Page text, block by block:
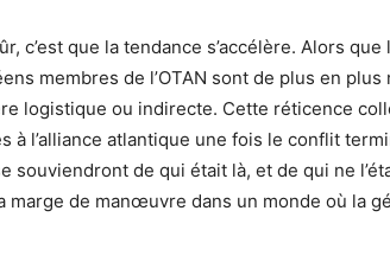
c’est que la tendance s’accélère. Alors
membres de l’OTAN sont de plus en
logistique ou indirecte. Cette réticence
à l’alliance atlantique une fois le conflit
souviendront de qui était là, et de qui ne
marge de manœuvre dans un monde où la